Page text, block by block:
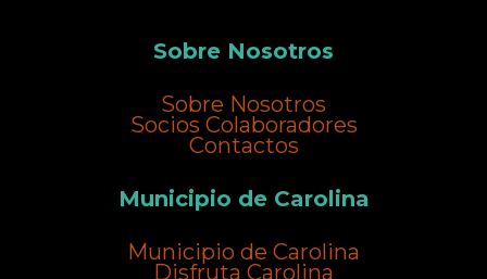
Sobre Nosotros
Sobre Nosotros
Socios Colaboradores
Contactos
Municipio de Carolina
Municipio de Carolina
Disfruta Carolina